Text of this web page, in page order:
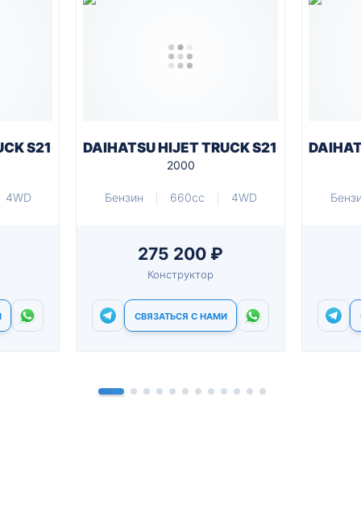
S210P
4WD
DAIHATSU HIJET TRUCK S210P
2000
Бензин 660cc 4WD
275 200 ₽
Конструктор
СВЯЗАТЬСЯ С НАМИ